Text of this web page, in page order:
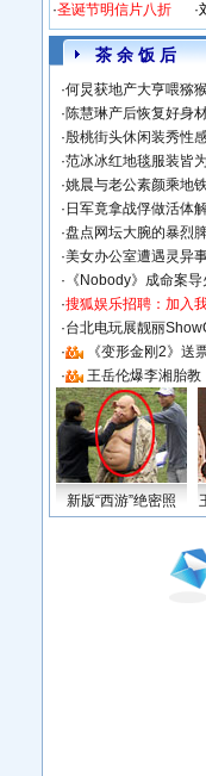
·圣诞节明信片八折
·
茶 余 饭 后
·何炅获地产大亨喂猕
·陈慧琳产后恢复好身
·殷桃街头休闲装秀性
·范冰冰红地毯服装皆
·姚晨与老公素颜乘地
· 日军竟拿战俘做活体
·盘点网坛大腕的暴烈
·美女办公室遭遇灵异
· 《Nobody》成命案
·搜狐娱乐招聘：加入
·台北电玩展靓丽
·
《变形金刚2》送
·
王岳伦爆李湘胎教
新版“西游”绝密照